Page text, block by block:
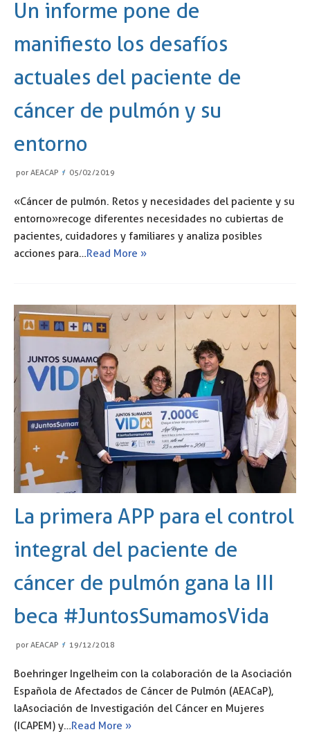
Un informe pone de
manifiesto los desafíos
actuales del paciente de
cáncer de pulmón y su
entorno
por AEACAP 05/02/2019
«Cáncer de pulmón. Retos y necesidades del paciente y su
entorno» recoge diferentes necesidades no cubiertas de
pacientes, cuidadores y familiares y analiza posibles
acciones para…Read More »
La primera APP para el control
integral del paciente de
cáncer de pulmón gana la III
beca #JuntosSumamosVida
por AEACAP 19/12/2018
Boehringer Ingelheim con la colaboración de la Asociación
Española de Afectados de Cáncer de Pulmón (AEACaP),
la Asociación de Investigación del Cáncer en Mujeres
(ICAPEM) y…Read More »